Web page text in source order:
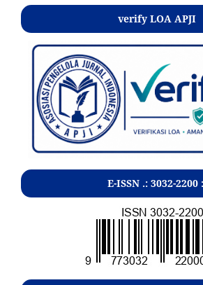
verify LOA APJI
E-ISSN .: 3032-2200